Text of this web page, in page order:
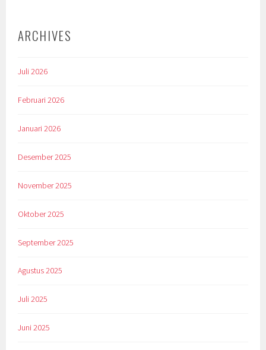
ARCHIVES
Juli 2026
Februari 2026
Januari 2026
Desember 2025
November 2025
Oktober 2025
September 2025
Agustus 2025
Juli 2025
Juni 2025